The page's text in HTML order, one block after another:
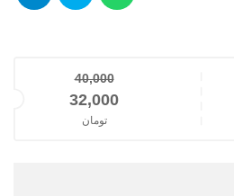
40,000
قیمت اصلی: 40,000تومان بود.
32,000
تومان